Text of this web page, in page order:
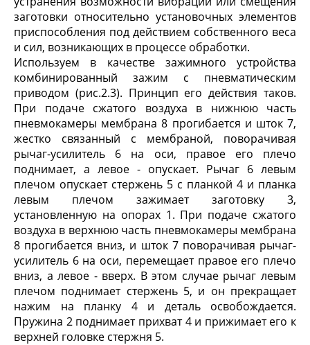
заготовки относительно установочных элементов
приспособления под действием собственного веса
и сил, возникающих в процессе обработки.
Используем в качестве зажимного устройства
комбинированный зажим с пневматическим
приводом (рис.2.3). Принцип его действия таков.
При подаче сжатого воздуха в нижнюю часть
пневмокамеры мембрана 8 прогибается и шток 7,
жестко связанный с мембраной, поворачивая
рычаг-усилитель 6 на оси, правое его плечо
поднимает, а левое - опускает. Рычаг 6 левым
плечом опускает стержень 5 с планкой 4 и планка
левым плечом зажимает заготовку 3,
установленную на опорах 1. При подаче сжатого
воздуха в верхнюю часть пневмокамеры мембрана
8 прогибается вниз, и шток 7 поворачивая рычаг-
усилитель 6 на оси, перемещает правое его плечо
вниз, а левое - вверх. В этом случае рычаг левым
плечом поднимает стержень 5, и он прекращает
нажим на планку 4 и деталь освобождается.
Пружина 2 поднимает прихват 4 и прижимает его к
верхней головке стержня 5.